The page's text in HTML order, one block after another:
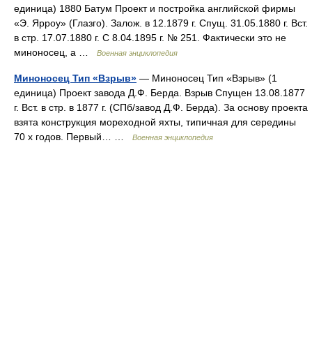
единица) 1880 Батум Проект и постройка английской фирмы
«Э. Ярроу» (Глазго). Залож. в 12.1879 г. Спущ. 31.05.1880 г. Вст.
в стр. 17.07.1880 г. С 8.04.1895 г. № 251. Фактически это не
миноносец, а …
Военная энциклопедия
Миноносец Тип «Взрыв» — Миноносец Тип «Взрыв» (1
единица) Проект завода Д.Ф. Берда. Взрыв Спущен 13.08.1877
г. Вст. в стр. в 1877 г. (СПб/завод Д.Ф. Берда). За основу проекта
взята конструкция мореходной яхты, типичная для середины
70 х годов. Первый… …
Военная энциклопедия